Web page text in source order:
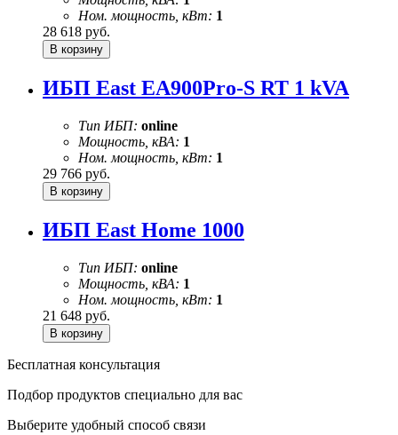
Ном. мощность, кВт: 1
28 618 руб.
ИБП East EA900Pro-S RT 1 kVA
Тип ИБП: online
Мощность, кВА: 1
Ном. мощность, кВт: 1
29 766 руб.
ИБП East Home 1000
Тип ИБП: online
Мощность, кВА: 1
Ном. мощность, кВт: 1
21 648 руб.
Бесплатная консультация
Подбор продуктов специально для вас
Выберите удобный способ связи